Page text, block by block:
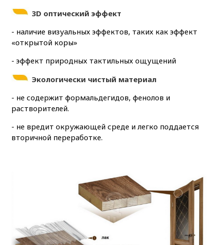
3D оптический эффект
- наличие визуальных эффектов, таких как эффект
«открытой коры»
- эффект природных тактильных ощущений
Экологически чистый материал
- не содержит формальдегидов, фенолов и
растворителей.
- не вредит окружающей среде и легко поддается
вторичной переработке.